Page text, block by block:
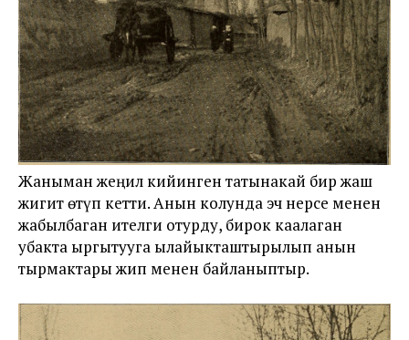
Жаныман жеңил кийинген татынакай бир жаш
жигит өтүп кетти. Анын колунда эч нерсе менен
жабылбаган ителги отурду, бирок каалаган
убакта ыргытууга ылайыкташтырылып анын
тырмактары жип менен байланыптыр.